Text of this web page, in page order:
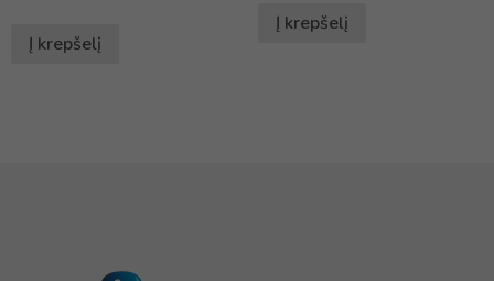
Į krepšelį
Į krepšelį